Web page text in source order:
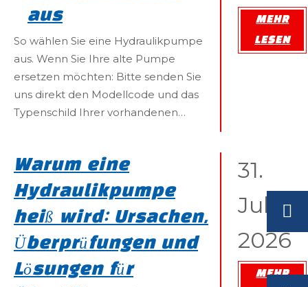
aus
So wählen Sie eine Hydraulikpumpe
aus. Wenn Sie Ihre alte Pumpe
ersetzen möchten: Bitte senden Sie
uns direkt den Modellcode und das
Typenschild Ihrer vorhandenen
den Betriebszustand der Pumpe
detailliert an, z. B. Druck,
Verdrängung und Rotationsart. Bei
Fragen wenden Sie sich bitte an uns
MEHR
LESEN
Warum eine
Hydraulikpumpe
heiß wird: Ursachen,
Überprüfungen und
Lösungen für
31.
Juli
2026
MEHR